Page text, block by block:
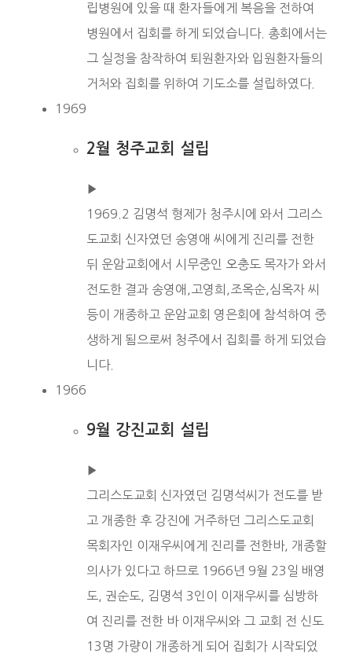
립병원에 있을 때 환자들에게 복음을 전하여
병원에서 집회를 하게 되었습니다. 총회에서는
그 실정을 참작하여 퇴원환자와 입원환자들의
거처와 집회를 위하여 기도소를 설립하였다.
1969
2월 청주교회 설립
▶︎
1969.2 김명석 형제가 청주시에 와서 그리스
도교회 신자였던 송영애 씨에게 진리를 전한
뒤 운암교회에서 시무중인 오충도 목자가 와서
전도한 결과 송영애,고영희,조옥순,심옥자 씨
등이 개종하고 운암교회 영은회에 참석하여 중
생하게 됨으로써 청주에서 집회를 하게 되었습
니다.
1966
9월 강진교회 설립
▶︎
그리스도교회 신자였던 김명석씨가 전도를 받
고 개종한 후 강진에 거주하던 그리스도교회
목회자인 이재우씨에게 진리를 전한바, 개종할
의사가 있다고 하므로 1966년 9월 23일 배영
도, 권순도, 김명석 3인이 이재우씨를 심방하
여 진리를 전한 바 이재우씨와 그 교회 전 신도
13명 가량이 개종하게 되어 집회가 시작되었